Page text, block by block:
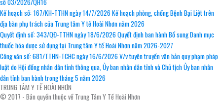
Kế hoạch số: 167/KH-TTHN ngày 14/7/2026 Kế hoạch phòng, chống Bệnh Bại Liệt trên
địa bàn phụ trách của Trung tâm Y tế Hoài Nhơn năm 2026
Quyết định số: 343/QĐ-TTHN ngày 18/6/2026 Quyết định ban hành Bổ sung Danh mục
thuốc hóa dược sử dụng tại Trung tâm Y tế Hoài Nhơn năm 2026-2027
Công văn số: 681/TTHN-TCHC ngày 16/6/2026 V/v tuyên truyền văn bản quy phạm pháp
luật do Hội đồng nhân dân tỉnh thông qua, Ủy ban nhân dân tỉnh và Chủ tịch Ủy ban nhân
dân tỉnh ban hành trong tháng 5 năm 2026
TRUNG TÂM Y TẾ HOÀI NHƠN
© 2017 - Bản quyền thuộc về Trung Tâm Y Tế Hoài Nhơn